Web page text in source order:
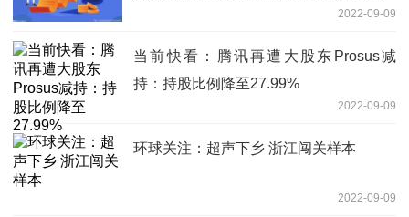
2022-09-09
当前快看：腾讯再遭大股东Prosus减
持：持股比例降至27.99%
2022-09-09
环球关注：超声下乡 浙江闯关样本
2022-09-09